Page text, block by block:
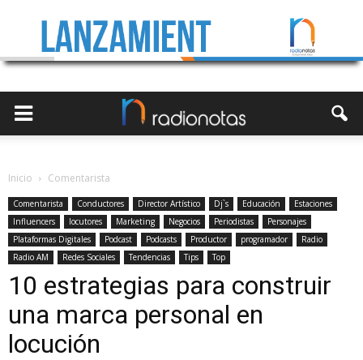
Inicio Comentarista
Comentarista Conductores Director Artístico Dj`s Educación
Estaciones
Influencers
locutores Marketing Negocios Periodistas
Personajes
Plataformas Digitales
Podcast Podcasts Productor programador
Radio
Radio AM
Redes Sociales Tendencias Tips Top
10 estrategias para construir
una marca personal en
locución